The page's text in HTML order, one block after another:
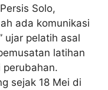
Solo,
ada komunikasi
ujar pelatih asal
latihan
perubahan.
sejak 18 Mei di